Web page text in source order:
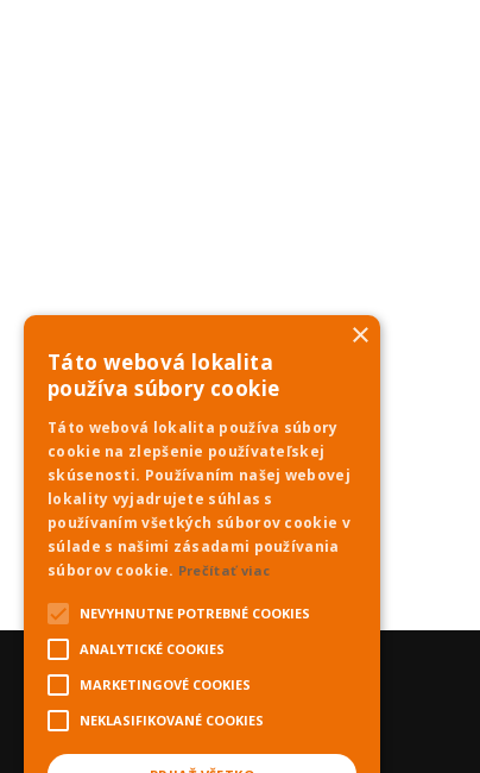
×
Táto webová lokalita
používa súbory cookie
Táto webová lokalita používa súbory
cookie na zlepšenie používateľskej
skúsenosti. Používaním našej webovej
lokality vyjadrujete súhlas s
používaním všetkých súborov cookie v
súlade s našimi zásadami používania
súborov cookie. Prečítať viac
NEVYHNUTNE POTREBNÉ COOKIES
ANALYTICKÉ COOKIES
MARKETINGOVÉ COOKIES
NEKLASIFIKOVANÉ COOKIES